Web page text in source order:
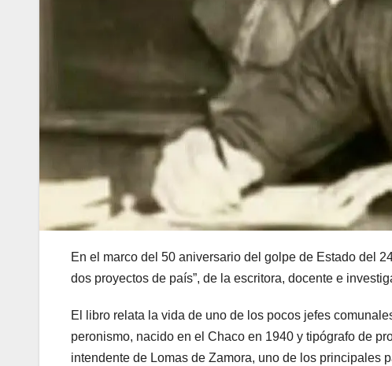
En el marco del 50 aniversario del golpe de Estado del
dos proyectos de país”, de la escritora, docente e
El libro relata la vida de uno de los pocos jefes
peronismo, nacido en el Chaco en 1940 y tipógrafo de
intendente de Lomas de Zamora, uno de los principales